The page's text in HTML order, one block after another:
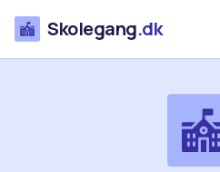
Skolegang.dk